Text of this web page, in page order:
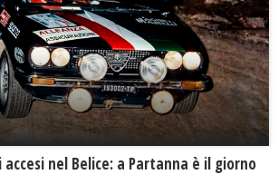
nel Belice: a Partanna è il giorno